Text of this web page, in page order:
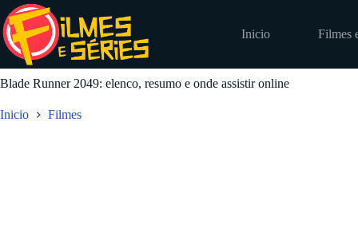
Pular
para
o
conteúdo
Inicio Filmes
Blade Runner 2049: elenco, resumo e onde assistir online
Inicio Filmes